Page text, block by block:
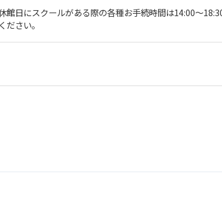
館日にスクールがある際の各種お手続時間は14:00～
ださい。